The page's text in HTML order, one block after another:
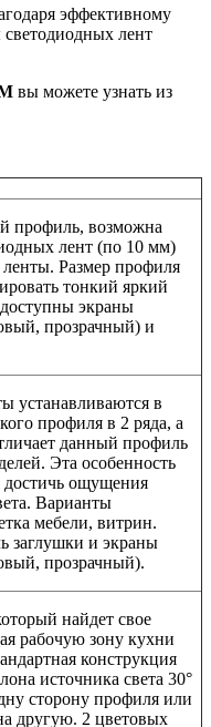
эффективному
лент
вы можете узнать из
профиль, возможна
лент (по 10 мм)
Размер профиля
тонкий яркий
экраны
прозрачный) и
устанавливаются в
профиля в 2 ряда, а
данный профиль
Эта особенность
достичь ощущения
Варианты
мебели, витрин.
заглушки и экраны
прозрачный).
найдет свое
рабочую зону кухни
конструкция
источника света 30°
сторону профиля или
другую. 2 цветовых